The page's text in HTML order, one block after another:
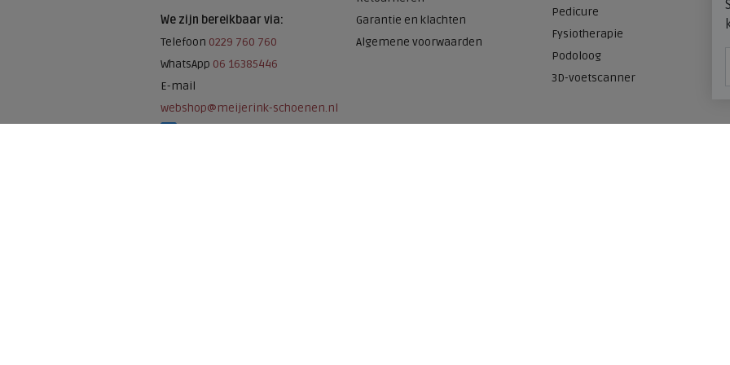
We zijn bereikbaar via:
Telefoon 0229 760 760
WhatsApp 06 16385446
E-mail
webshop@meijerink-schoenen.nl
Garantie en klachten
Algemene voorwaarden
Pedicure
Fysiotherapie
Podoloog
3D-voetscanner